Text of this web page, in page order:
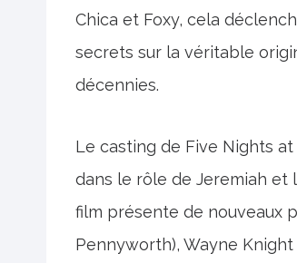
Chica et Foxy, cela
secrets sur la véritable
décennies.
Le casting de Five Nights
dans le rôle de Jeremiah
film présente de nouveaux
Pennyworth), Wayne